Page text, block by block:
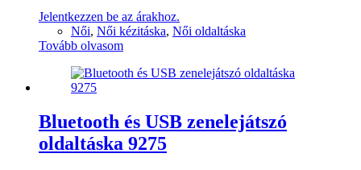
Jelentkezzen be az árakhoz.
Női, Női kézitáska, Női oldaltáska
Tovább olvasom
Bluetooth és USB zenelejátszó
oldaltáska 9275